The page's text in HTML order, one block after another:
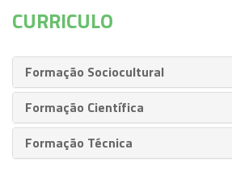
CURRICULO
Formação Sociocultural
Formação Científica
Formação Técnica